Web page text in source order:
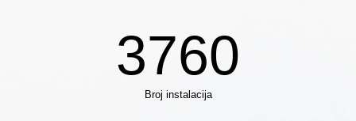
3760
Broj instalacija